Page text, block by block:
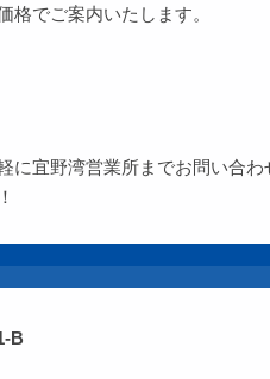
格でご案内いたします。
宜野湾営業所までお問い合わ
B